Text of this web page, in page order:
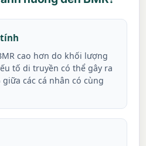
cao hơn do khối lượng
tố di truyền có thể gây ra
các cá nhân có cùng